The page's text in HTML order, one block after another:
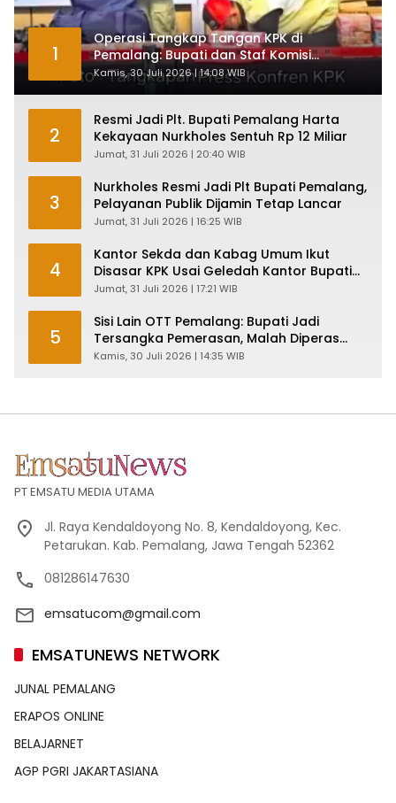
1
Operasi Tangkap Tangan KPK di
Pemalang: Bupati dan Staf Komisi
Antirasuah Ditetapkan Tersangka
Kamis, 30 Juli 2026 | 14:08 WIB
2
Resmi Jadi Plt. Bupati Pemalang Harta
Kekayaan Nurkholes Sentuh Rp 12 Miliar
Jumat, 31 Juli 2026 | 20:40 WIB
3
Nurkholes Resmi Jadi Plt Bupati Pemalang,
Pelayanan Publik Dijamin Tetap Lancar
Jumat, 31 Juli 2026 | 16:25 WIB
4
Kantor Sekda dan Kabag Umum Ikut
Disasar KPK Usai Geledah Kantor Bupati
Pemalang
Jumat, 31 Juli 2026 | 17:21 WIB
5
Sisi Lain OTT Pemalang: Bupati Jadi
Tersangka Pemerasan, Malah Diperas
Oknum Pegawai KPK
Kamis, 30 Juli 2026 | 14:35 WIB
PT EMSATU MEDIA UTAMA
Jl. Raya Kendaldoyong No. 8, Kendaldoyong, Kec.
Petarukan. Kab. Pemalang, Jawa Tengah 52362
081286147630
emsatucom@gmail.com
EMSATUNEWS NETWORK
JUNAL PEMALANG
ERAPOS ONLINE
BELAJARNET
AGP PGRI JAKARTASIANA